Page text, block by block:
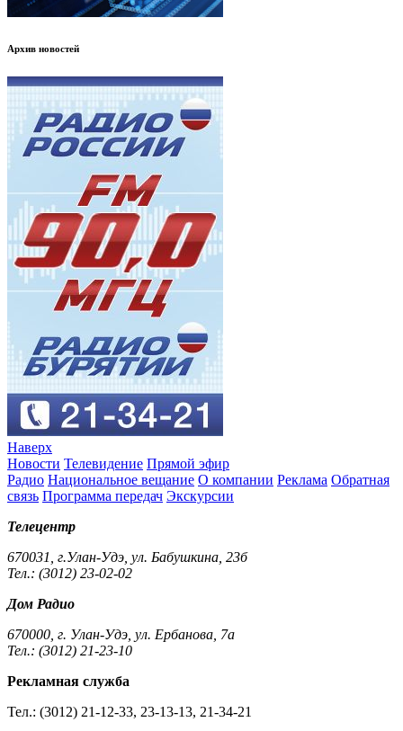
Архив новостей
Наверх
Новости Телевидение Прямой эфир
Радио Национальное вещание О компании Реклама Обратная
связь Программа передач Экскурсии
Телецентр
670031, г.Улан-Удэ, ул. Бабушкина, 23б
Тел.: (3012) 23-02-02
Дом Радио
670000, г. Улан-Удэ, ул. Ербанова, 7а
Тел.: (3012) 21-23-10
Рекламная служба
Тел.: (3012) 21-12-33, 23-13-13, 21-34-21